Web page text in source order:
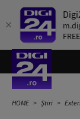
HOME Știri